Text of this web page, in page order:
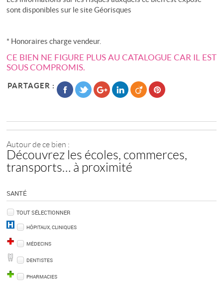
sont disponibles sur le siteGéorisques
* Honoraires charge vendeur.
CE BIEN NE FIGURE PLUS AU CATALOGUE CAR IL EST
SOUS COMPROMIS.
PARTAGER :
Autour de ce bien :
Découvrez les écoles, commerces,
transports… à proximité
SANTÉ
TOUT SÉLECTIONNER
HÔPITAUX, CLINIQUES
MÉDECINS
DENTISTES
PHARMACIES